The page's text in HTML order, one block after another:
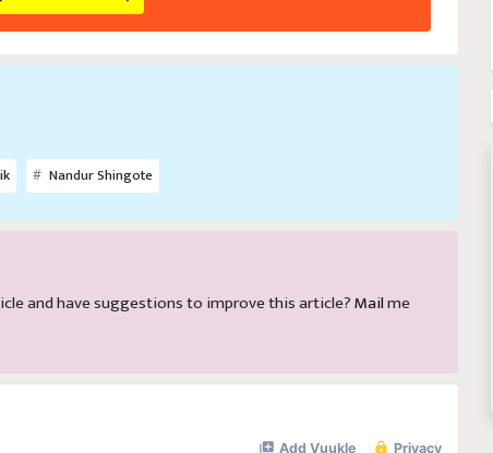
Nandur Shingote
and have suggestions to improve this article? Mail